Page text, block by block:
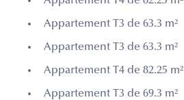
Appartement T3 de 63.3 m²
Appartement T3 de 63.3 m²
Appartement T4 de 82.25 m²
Appartement T3 de 69.3 m²